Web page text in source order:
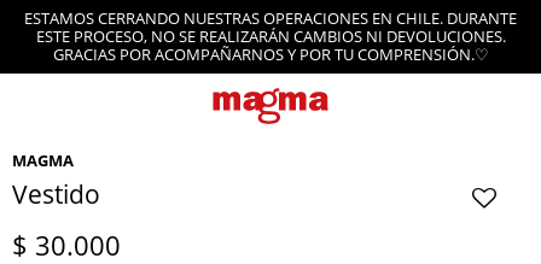
ESTAMOS CERRANDO NUESTRAS OPERACIONES EN CHILE. DURANTE
ESTE PROCESO, NO SE REALIZARÁN CAMBIOS NI DEVOLUCIONES.
GRACIAS POR ACOMPAÑARNOS Y POR TU COMPRENSIÓN.♡
MAGMA
Vestido
$ 30.000